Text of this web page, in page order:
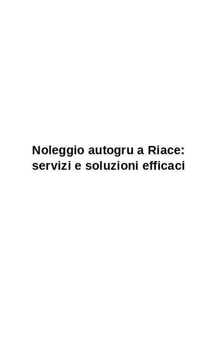
Noleggio autogru a Riace:
servizi e soluzioni efficaci